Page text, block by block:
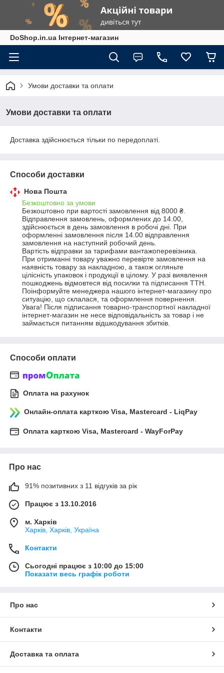
DoShop.in.ua Інтернет-магазин
Умови доставки та оплати
Умови доставки та оплати
Доставка здійснюється тільки по передоплаті.
Способи доставки
Нова Пошта
Безкоштовно за умови
Безкоштовно при вартості замовлення від 8000 ₴.
Відправлення замовлень, оформлених до 14.00,
здійснюється в день замовлення в робочі дні. При
оформленні замовлення після 14.00 відправлення
замовлення на наступний робочий день.
Вартість відправки за тарифами вантажоперевізника.
При отриманні товару уважно перевірте замовлення на
наявність товару за накладною, а також огляньте
цілісність упаковок і продукції в цілому. У разі виявлення
пошкоджень відмовтеся від посилки та підписання ТТН.
Поінформуйте менеджера нашого інтернет-магазину про
ситуацію, що склалася, та оформлення повернення.
Увага! Після підписання товарно-транспортної накладної
інтернет-магазин не несе відповідальність за товар і не
займається питанням відшкодування збитків.
Способи оплати
Оплата на рахунок
Онлайн-оплата карткою Visa, Mastercard - LiqPay
Оплата карткою Visa, Mastercard - WayForPay
Про нас
91% позитивних з 11 відгуків за рік
Працює з 13.10.2016
м. Харків
Харків, Харків, Україна
Контакти
Сьогодні працює з 10:00 до 15:00
Показати весь графік роботи
Про нас
Контакти
Доставка та оплата